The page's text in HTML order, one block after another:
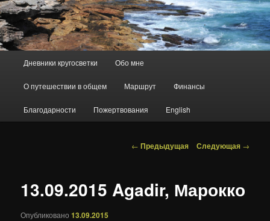
Перейти к основному содержимому
Дневники кругосветки Обо мне
О путешествии в общем Маршрут Финансы
Благодарности Пожертвования English
Навигация по записям
← Предыдущая Следующая →
13.09.2015 Agadir, Марокко
Опубликовано13.09.2015